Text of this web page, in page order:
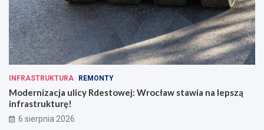
INFRASTRUKTURA REMONTY
Modernizacja ulicy Rdestowej: Wrocław stawia na lepszą
infrastrukturę!
6 sierpnia 2026